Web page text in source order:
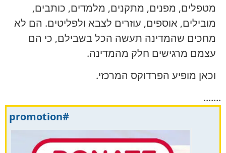
מטפלים, מפנים, מתקנים, מלמדים, כותבים,
מובילים, אוספים, עוזרים לצבא ולפליטים. הם לא
מחכים שהמדינה תעשה הכל בשבילם, כי הם
עצמם מרגישים חלק מהמדינה.
וכאן מופיע הפרדוקס המרכזי.
.......
#promotion